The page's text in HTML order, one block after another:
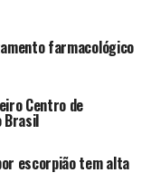
farmacológico
Centro de
Brasil
escorpião tem alta